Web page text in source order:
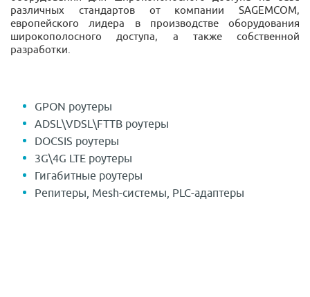
различных стандартов от компании SAGEMCOM,
европейского лидера в производстве оборудования
широкополосного доступа, а также собственной
разработки.
GPON роутеры
ADSL\VDSL\FTTB роутеры
DOCSIS роутеры
3G\4G LTE роутеры
Гигабитные роутеры
Репитеры, Mesh-системы, PLC-адаптеры